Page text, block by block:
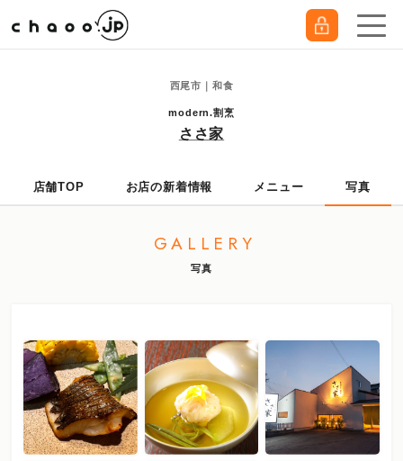
西尾市｜和食
modern.割烹
ささ家
店舗TOP お店の新着情報 メニュー 写真
GALLERY
写真